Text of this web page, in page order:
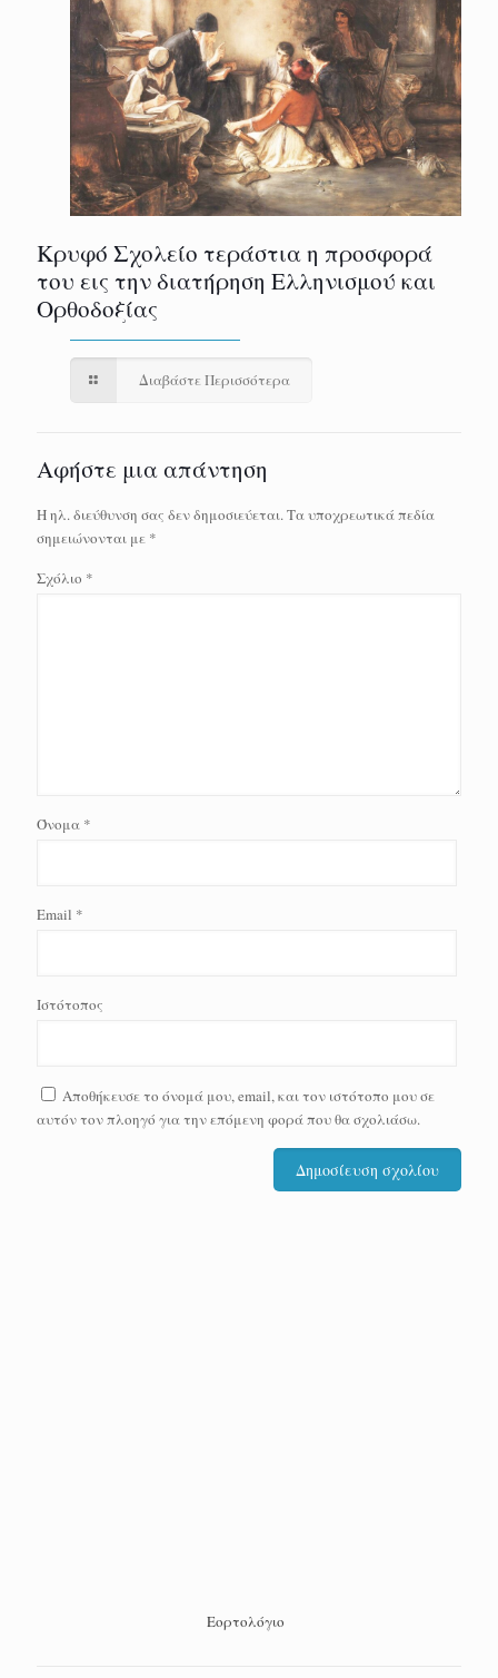
Κρυφό Σχολείο τεράστια η προσφορά
του εις την διατήρηση Ελληνισμού και
Ορθοδοξίας
Διαβάστε Περισσότερα
Αφήστε μια απάντηση
Η ηλ. διεύθυνση σας δεν δημοσιεύεται.Τα υποχρεωτικά πεδία
σημειώνονται με *
Σχόλιο *
Όνομα *
Email *
Ιστότοπος
Αποθήκευσε το όνομά μου, email, και τον ιστότοπο μου σε
αυτόν τον πλοηγό για την επόμενη φορά που θα σχολιάσω.
Εορτολόγιο